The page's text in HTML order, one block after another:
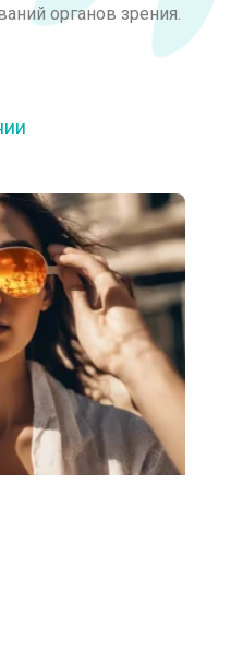
органов зрения.